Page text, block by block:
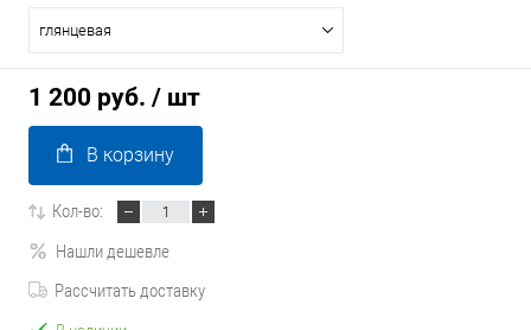
глянцевая
1 200 руб. / шт
В корзину
Кол-во:
Нашли дешевле
Рассчитать доставку